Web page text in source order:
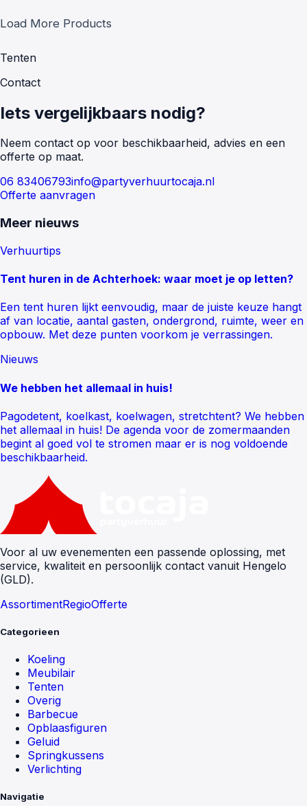
Load More Products
Tenten
Contact
Iets vergelijkbaars nodig?
Neem contact op voor beschikbaarheid, advies en een
offerte op maat.
06 83406793info@partyverhuurtocaja.nl
Offerte aanvragen
Meer nieuws
Verhuurtips
Tent huren in de Achterhoek: waar moet je op letten?
Een tent huren lijkt eenvoudig, maar de juiste keuze hangt
af van locatie, aantal gasten, ondergrond, ruimte, weer en
opbouw. Met deze punten voorkom je verrassingen.
Nieuws
We hebben het allemaal in huis!
Pagodetent, koelkast, koelwagen, stretchtent? We hebben
het allemaal in huis! De agenda voor de zomermaanden
begint al goed vol te stromen maar er is nog voldoende
beschikbaarheid.
Voor al uw evenementen een passende oplossing, met
service, kwaliteit en persoonlijk contact vanuit Hengelo
(GLD).
AssortimentRegioOfferte
Categorieen
Koeling
Meubilair
Tenten
Overig
Barbecue
Opblaasfiguren
Geluid
Springkussens
Verlichting
Navigatie